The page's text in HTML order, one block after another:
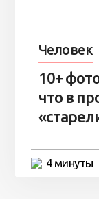
Человек
10+
что в
4 минуты